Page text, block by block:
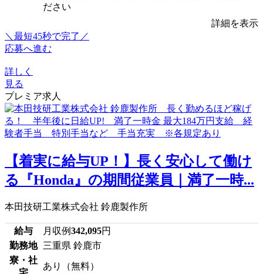
ださい
詳細を表示
＼最短45秒で完了／
応募へ進む
詳しく
見る
プレミア求人
【着実に給与UP！】長く安心して働け
る『Honda』の期間従業員｜満了一時...
本田技研工業株式会社 鈴鹿製作所
給与 月収例342,095円
勤務地 三重県 鈴鹿市
寮・社
あり（無料）